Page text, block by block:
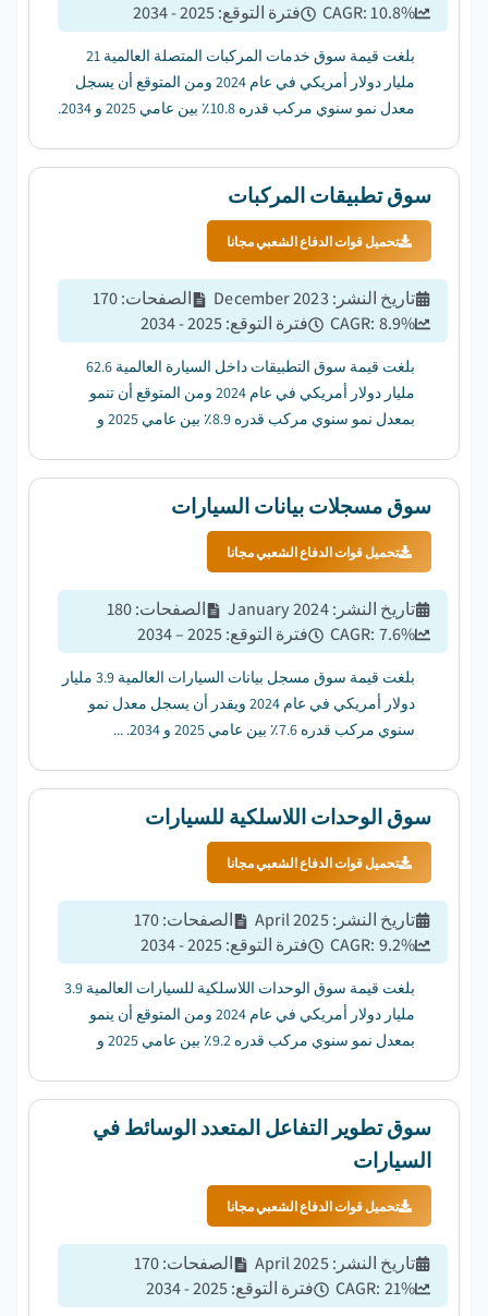
CAGR:10.8% فترة التوقع:
2025 - 2034
بلغت قيمة سوق خدمات المركبات المتصلة العالمية 21
مليار دولار أمريكي في عام 2024 ومن المتوقع أن يسجل
معدل نمو سنوي مركب قدره 10.8٪ بين عامي 2025 و 2034.
سوق تطبيقات المركبات
تحميل قوات الدفاع الشعبي مجانا
تاريخ النشر :
December 2023 الصفحات:
170
CAGR: 8.9% فترة التوقع:
2025 - 2034
بلغت قيمة سوق التطبيقات داخل السيارة العالمية 62.6
مليار دولار أمريكي في عام 2024 ومن المتوقع أن تنمو
بمعدل نمو سنوي مركب قدره 8.9٪ بين عامي 2025 و
سوق مسجلات بيانات السيارات
تحميل قوات الدفاع الشعبي مجانا
تاريخ النشر :
January 2024 الصفحات:
180
CAGR: 7.6% فترة التوقع:
2025 – 2034
بلغت قيمة سوق مسجل بيانات السيارات العالمية 3.9 مليار
دولار أمريكي في عام 2024 ويقدر أن يسجل معدل نمو
سنوي مركب قدره 7.6٪ بين عامي 2025 و 2034. ...
سوق الوحدات اللاسلكية للسيارات
تحميل قوات الدفاع الشعبي مجانا
تاريخ النشر :
April 2025 الصفحات:
170
CAGR: 9.2% فترة التوقع:
2025 - 2034
بلغت قيمة سوق الوحدات اللاسلكية للسيارات العالمية 3.9
مليار دولار أمريكي في عام 2024 ومن المتوقع أن ينمو
بمعدل نمو سنوي مركب قدره 9.2٪ بين عامي 2025 و
سوق تطوير التفاعل المتعدد الوسائط في
السيارات
تحميل قوات الدفاع الشعبي مجانا
تاريخ النشر :
April 2025 الصفحات:
170
CAGR: 21% فترة التوقع:
2025 - 2034